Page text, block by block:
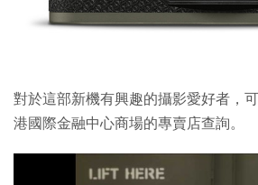
對於這部新機有興趣的攝影愛好者，
港國際金融中心商場的專賣店查詢。